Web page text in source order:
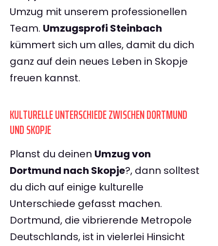
Umzug mit unserem professionellen
Team. Umzugsprofi Steinbach
kümmert sich um alles, damit du dich
ganz auf dein neues Leben in Skopje
freuen kannst.
KULTURELLE UNTERSCHIEDE ZWISCHEN DORTMUND
UND SKOPJE
Planst du deinen Umzug von
Dortmund nach Skopje?, dann solltest
du dich auf einige kulturelle
Unterschiede gefasst machen.
Dortmund, die vibrierende Metropole
Deutschlands, ist in vielerlei Hinsicht